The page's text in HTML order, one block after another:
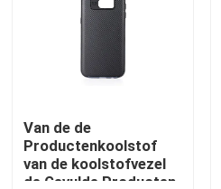
Gevallen
AAC-Autoclaaf
samengestelde autoclaaf
Van de de
Productenkoolstof
van de koolstofvezel
de Gevulde Producten